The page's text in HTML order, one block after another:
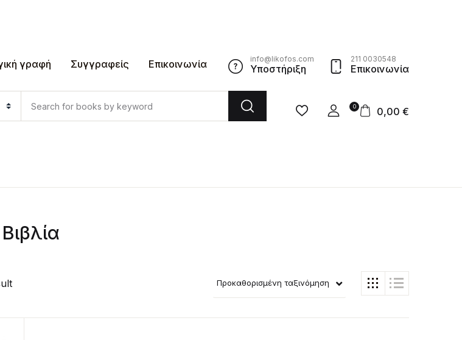
γραφή Συγγραφείς Επικοινωνία info@likofos.com
Υποστήριξη
211 0030548
Επικοινωνία
0 0,00 €
Προκαθορισμένη ταξινόμηση